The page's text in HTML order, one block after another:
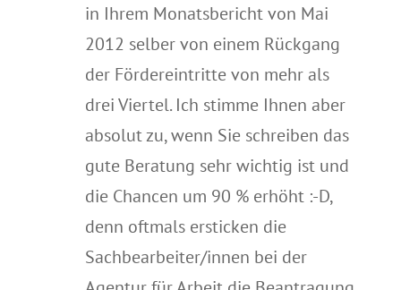
in Ihrem Monatsbericht von Mai
2012 selber von einem Rückgang
der Fördereintritte von mehr als
drei Viertel. Ich stimme Ihnen aber
absolut zu, wenn Sie schreiben das
gute Beratung sehr wichtig ist und
die Chancen um 90 % erhöht :-D,
denn oftmals ersticken die
Sachbearbeiter/innen bei der